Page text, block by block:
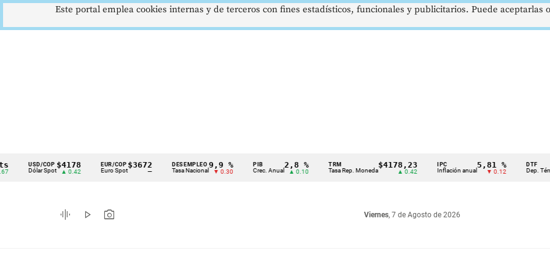
Cintillo
indicadores
económicos
USD/COP
Dólar Spot
$4178
▲ 0.42
EUR/COP
Euro Spot
$3672
—
DESEMPLEO
Tasa Nacional
9,9 %
▼ 0.30
PIB
Crec. Anual
2,8 %
▲ 0.10
TRM
Tasa Rep. Moneda
$4178,23
▲ 0.42
IPC
Inflación anual
5,81 %
▼ 0.12
DTF
Dep. Término
graphic_eq play_arrow photo_camera Viernes, 7 de Agosto de 2026
Este portal emplea cookies internas y de terceros con fines estadísticos, funcionales y publicitarios. Puede aceptarlas